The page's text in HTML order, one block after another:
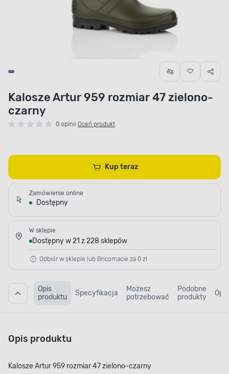
Kalosze Artur 959 rozmiar 47 zielono-
czarny
0 opinii Oceń produkt
Kup teraz
Zamówienie online
Dostępny
W sklepie
Dostępny w 21 z 228 sklepów
Odbiór w sklepie lub Bricomacie za 0 zł
Opis
produktu
Specyfikacja
Możesz
potrzebować
Podobne
produkty
Opis produktu
Kalosze Artur 959 rozmiar 47 zielono-czarny